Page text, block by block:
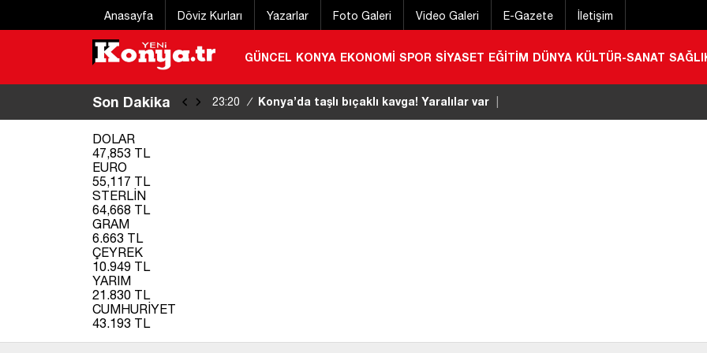
Anasayfa Döviz Kurları Yazarlar Foto Galeri Video Galeri E-Gazete İletişim
GÜNCEL KONYA EKONOMİ SPOR SİYASET EĞİTİM DÜNYA KÜLTÜR-SANAT
Son Dakika 23:20 / Konya’da taşlı bıçaklı kavga! Yaralılar var
DOLAR
47,853 TL
EURO
55,117 TL
STERLİN
64,668 TL
GRAM
6.663 TL
ÇEYREK
10.949 TL
YARIM
21.830 TL
CUMHURİYET
43.193 TL